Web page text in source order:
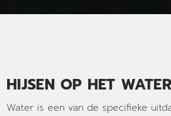
HIJSEN OP HET WATER
Water is een van de specifieke